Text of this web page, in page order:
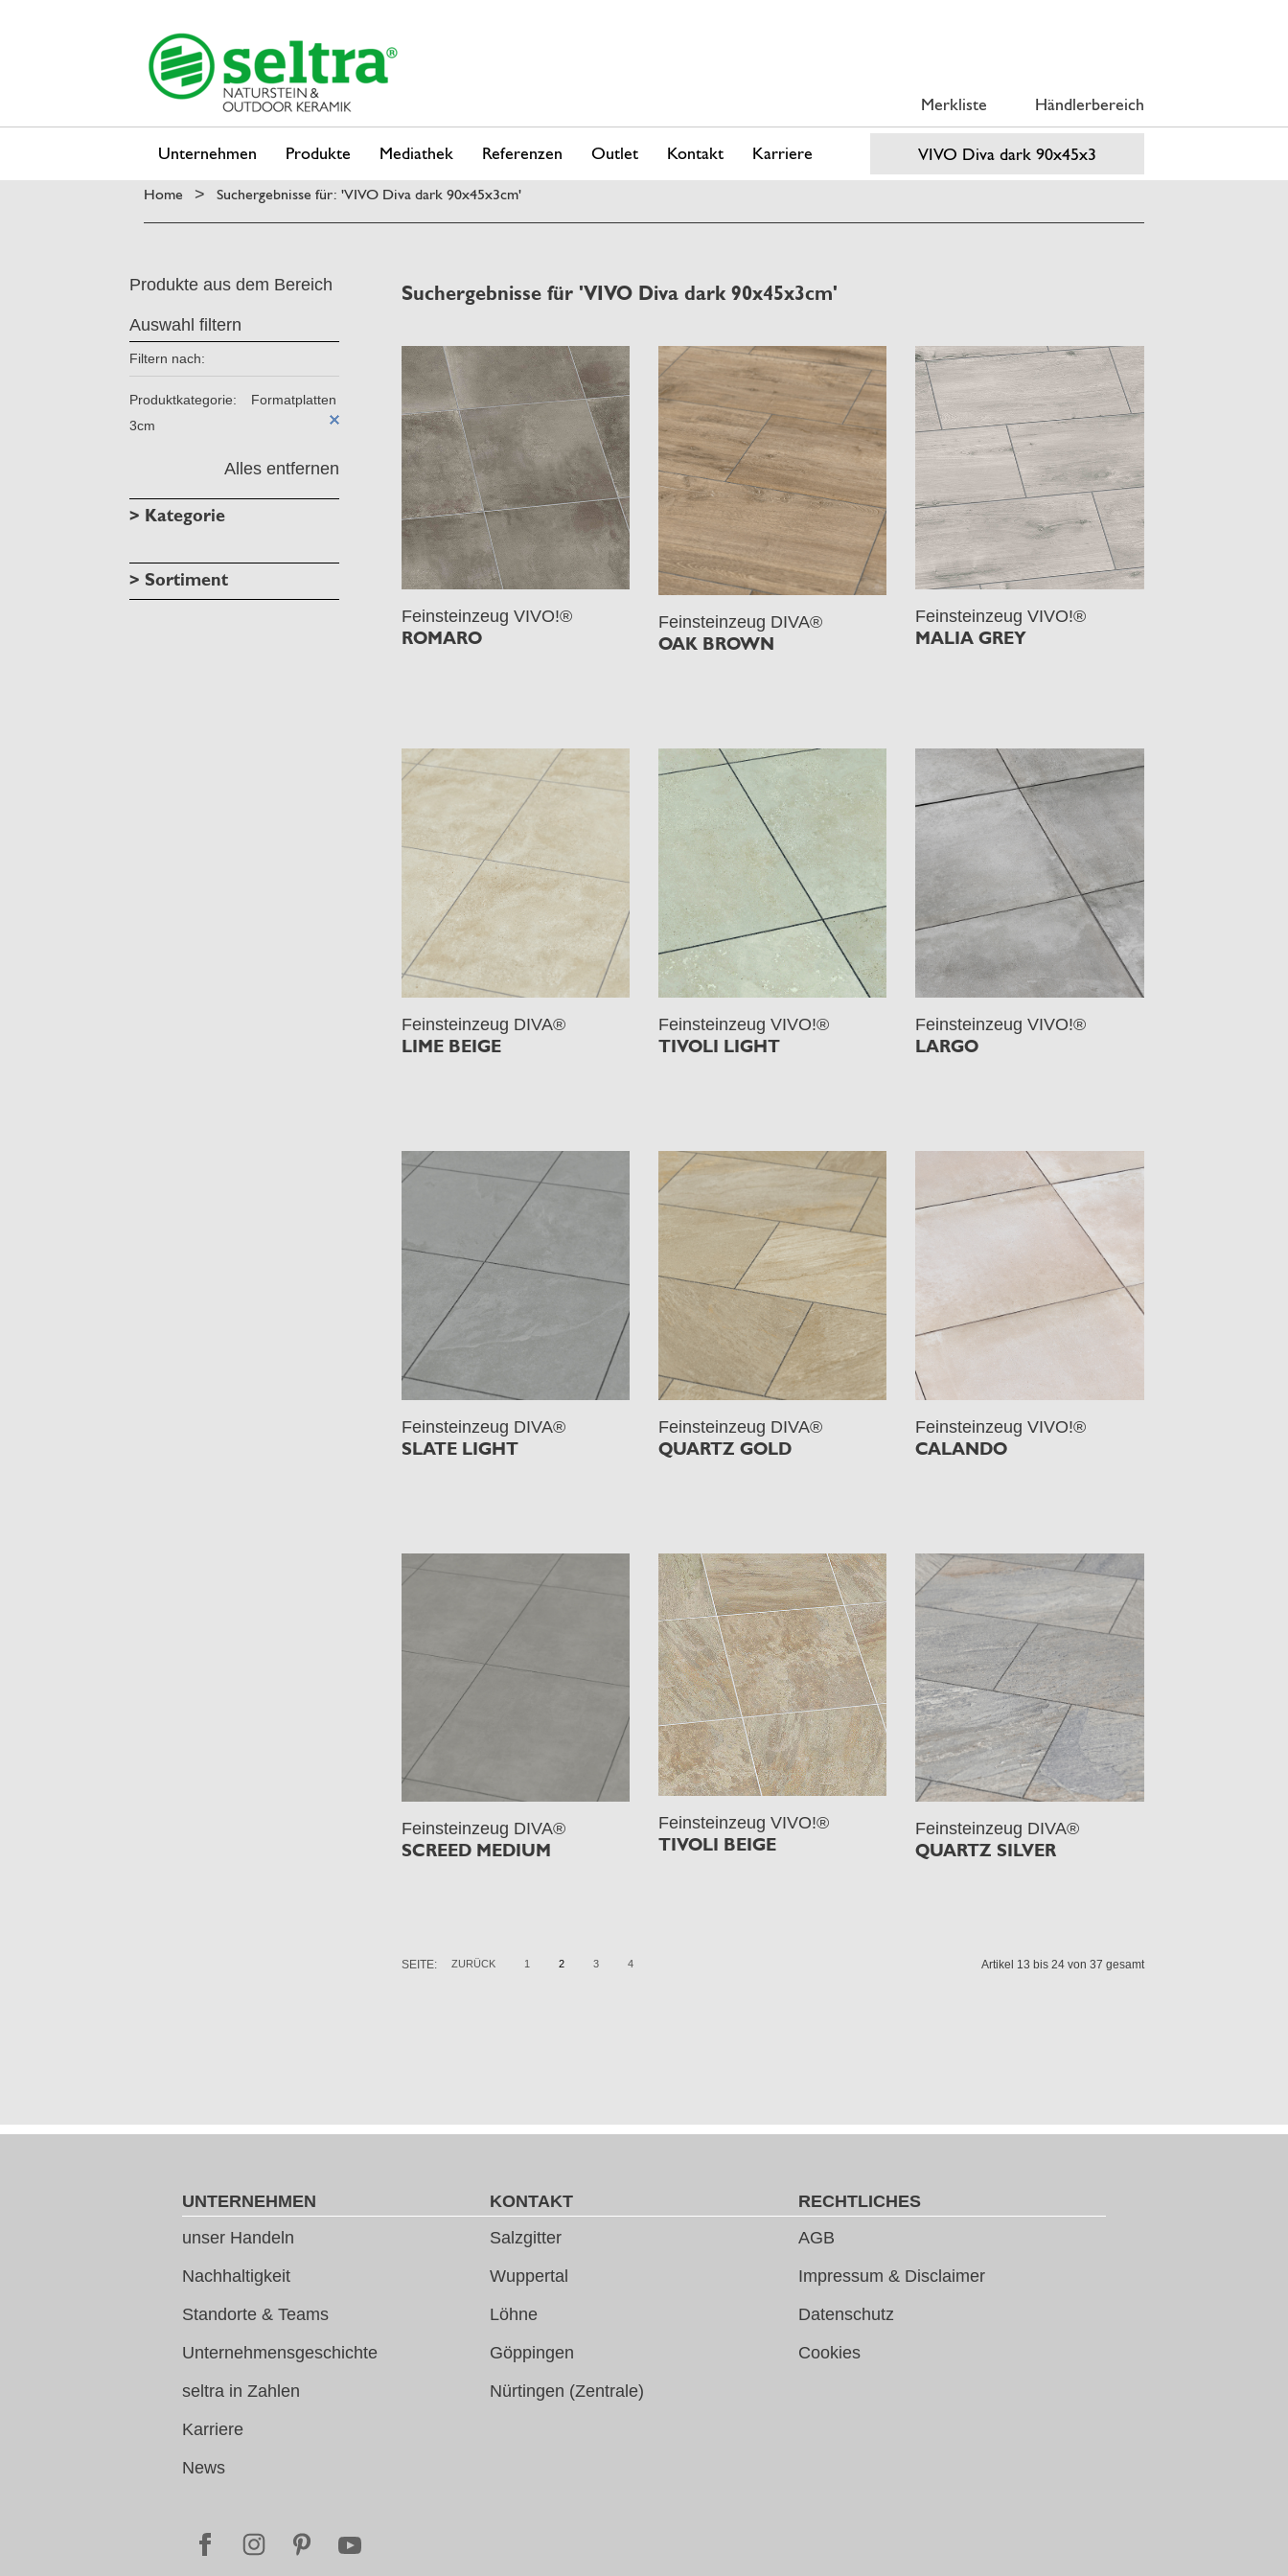
Merkliste Händlerbereich
Unternehmen Produkte Mediathek Referenzen Outlet Kontakt Karriere
Home > Suchergebnisse für: 'VIVO Diva dark 90x45x3cm'
Produkte aus dem Bereich
Auswahl filtern
Filtern nach:
Produktkategorie:
Formatplatten
3cm
Alles entfernen
> Kategorie
> Sortiment
Suchergebnisse für 'VIVO Diva dark 90x45x3cm'
Feinsteinzeug VIVO!®
ROMARO
Feinsteinzeug DIVA®
OAK BROWN
Feinsteinzeug VIVO!®
MALIA GREY
Feinsteinzeug DIVA®
LIME BEIGE
Feinsteinzeug VIVO!®
TIVOLI LIGHT
Feinsteinzeug VIVO!®
LARGO
Feinsteinzeug DIVA®
SLATE LIGHT
Feinsteinzeug DIVA®
QUARTZ GOLD
Feinsteinzeug VIVO!®
CALANDO
Feinsteinzeug DIVA®
SCREED MEDIUM
Feinsteinzeug VIVO!®
TIVOLI BEIGE
Feinsteinzeug DIVA®
QUARTZ SILVER
Artikel 13 bis 24 von 37 gesamt
SEITE: ZURÜCK 1 2 3 4
UNTERNEHMEN
unser Handeln
Nachhaltigkeit
Standorte & Teams
Unternehmensgeschichte
seltra in Zahlen
Karriere
News
KONTAKT
Salzgitter
Wuppertal
Löhne
Göppingen
Nürtingen (Zentrale)
RECHTLICHES
AGB
Impressum & Disclaimer
Datenschutz
Cookies